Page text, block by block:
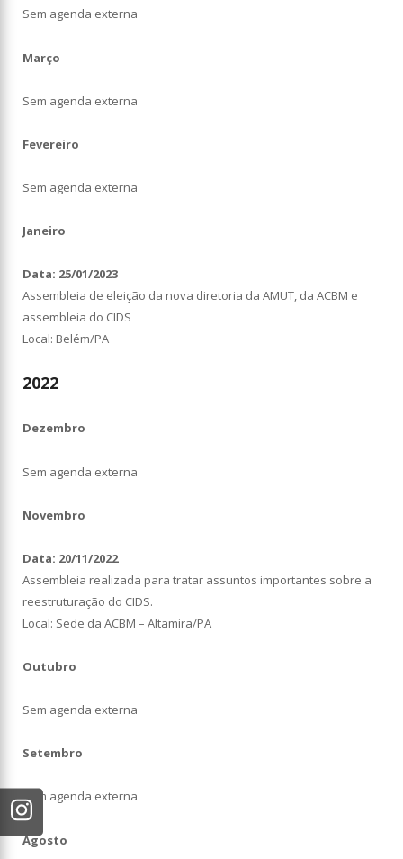
Sem agenda externa
Março
Sem agenda externa
Fevereiro
Sem agenda externa
Janeiro
Data: 25/01/2023
Assembleia de eleição da nova diretoria da AMUT, da ACBM e
assembleia do CIDS
Local: Belém/PA
2022
Dezembro
Sem agenda externa
Novembro
Data: 20/11/2022
Assembleia realizada para tratar assuntos importantes sobre a
reestruturação do CIDS.
Local: Sede da ACBM – Altamira/PA
Outubro
Sem agenda externa
Setembro
Sem agenda externa
Agosto